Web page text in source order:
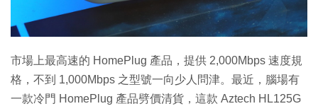
市場上最高速的 HomePlug 產品，提供 2,000Mbps 速度規
格，不到 1,000Mbps 之型號一向少人問津。最近，腦場有
一款冷門 HomePlug 產品劈價清貨，這款 Aztech HL125G